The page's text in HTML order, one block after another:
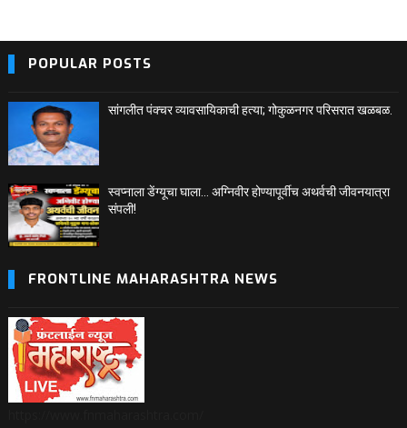
POPULAR POSTS
सांगलीत पंक्चर व्यावसायिकाची हत्या; गोकुळनगर परिसरात खळबळ.
स्वप्नाला डेंग्यूचा घाला… अग्निवीर होण्यापूर्वीच अथर्वची जीवनयात्रा
संपली!
FRONTLINE MAHARASHTRA NEWS